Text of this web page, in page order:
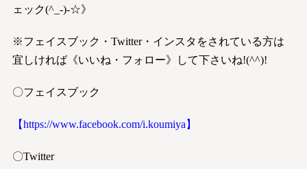
ェック(^_-)-☆》
※フェイスブック・Twitter・インスタをされている方は
宜しければ《いいね・フォロー》して下さいね!(^^)!
〇フェイスブック
【https://www.facebook.com/i.koumiya】
〇Twitter